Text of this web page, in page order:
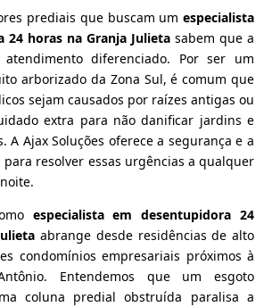
prediais que buscam um especialista
24 horas na Granja Julieta sabem que a
diferenciado. Por ser um
arborizado da Zona Sul, é comum que
sejam causados por raízes antigas ou
extra para não danificar jardins e
A Ajax Soluções oferece a segurança e a
para resolver essas urgências a qualquer
especialista em desentupidora 24
abrange desde residências de alto
condomínios empresariais próximos à
Entendemos que um esgoto
coluna predial obstruída paralisa a